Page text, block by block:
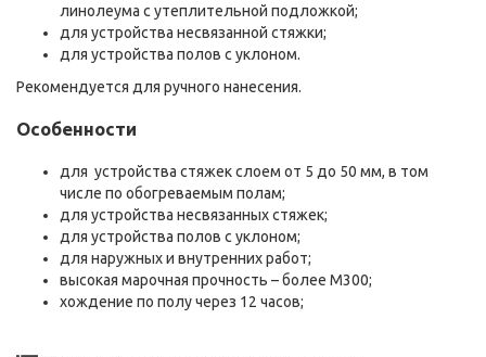
линолеума с утеплительной подложкой;
для устройства несвязанной стяжки;
для устройства полов с уклоном.
Рекомендуется для ручного нанесения.
Особенности
для устройства стяжек слоем от 5 до 50 мм, в том
числе по обогреваемым полам;
для устройства несвязанных стяжек;
для устройства полов с уклоном;
для наружных и внутренних работ;
высокая марочная прочность – более М300;
хождение по полу через 12 часов;